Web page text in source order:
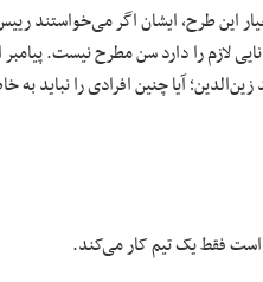
پیروز شد امام (ره) ۷۸ ساله بودند، لابد مطابق معیار این طرح، ایشان
لازم را دارد سن مطرح نیست.
زین‌الدین؛ آیا چنین افرادی را نباید
است فقط یک تیم کار می‌کند.